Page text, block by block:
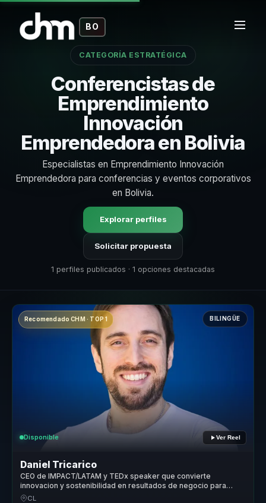
BO
CATEGORÍA ESTRATÉGICA
Conferencistas de
Emprendimiento
Innovación
Emprendedora en Bolivia
Especialistas en Emprendimiento Innovación
Emprendedora para conferencias y eventos corporativos
en Bolivia.
Explorar perfiles
Solicitar propuesta
1 perfiles publicados · 1 opciones destacadas
Recomendado CHM · TOP 1 BILINGÜE
Disponible Ver Reel
Daniel Tricarico
CEO de IMPACT/LATAM y TEDx speaker que convierte
innovacion y sostenibilidad en resultados de negocio para
lideres y empresas.
CL